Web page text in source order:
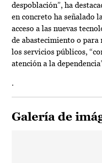
despoblación”, ha
en concreto ha señalado
acceso a las nuevas
de abastecimiento o
los servicios públicos,
atención a la
.
Galería de